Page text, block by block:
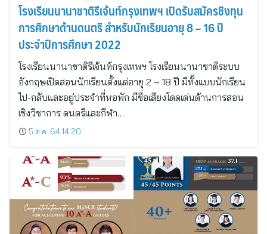
โรงเรียนนานาชาติรีเจ้นท์กรุงเทพฯ เปิดรับสมัครชิงทุน
การศึกษาด้านดนตรี สำหรับนักเรียนอายุ 8 – 16 ปี
ประจำปีการศึกษา 2022
โรงเรียนนานาชาติรีเจ้นท์กรุงเทพฯ โรงเรียนนานาชาติระบบ
อังกฤษเปิดสอนนักเรียนตั้งแต่อายุ 2 – 18 ปี มีทั้งแบบนักเรียน
ไป-กลับและอยู่ประจำที่หอพัก มีชื่อเสียงโดดเด่นด้านการสอน
เชิงวิชาการ ดนตรีและกีฬา…
5 ต.ค. 64 14:20